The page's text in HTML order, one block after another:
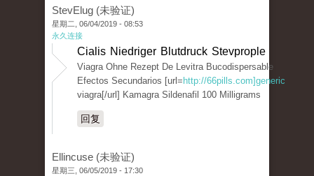
StevElug (未验证)
星期二, 06/04/2019 - 08:53
永久连接
Cialis Niedriger Blutdruck Stevprople
Viagra Ohne Rezept De Levitra Bucodispersable
Efectos Secundarios [url= http://66pills.com]generic
viagra[/url] Kamagra Sildenafil 100 Milligrams
回复
Ellincuse (未验证)
星期三, 06/05/2019 - 17:30